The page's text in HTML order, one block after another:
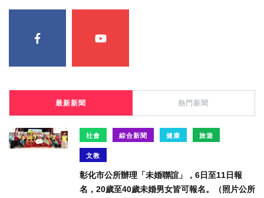
最新新聞 熱門新聞
社會 綜合新聞 健康 旅遊
文教
彰化市公所辦理「未婚聯誼」，6日至11日報
名，20歲至40歲未婚男女皆可報名。（照片公所